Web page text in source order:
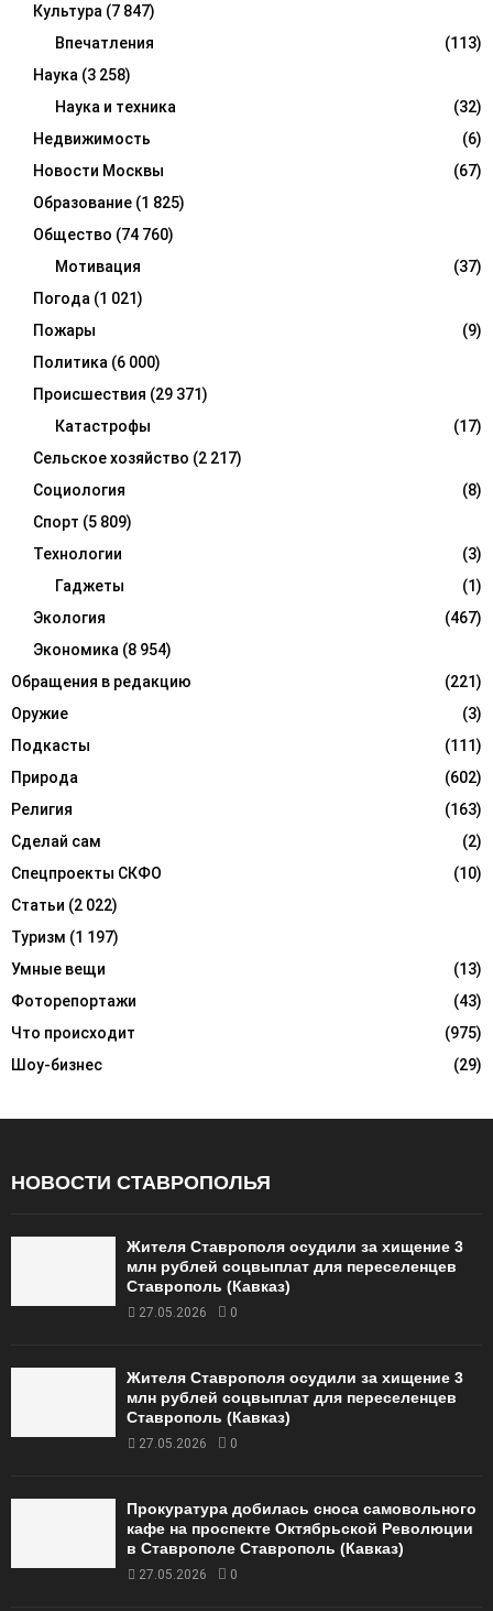
Культура (7 847)
Впечатления
(113)
Наука (3 258)
Наука и техника
(32)
Недвижимость
(6)
Новости Москвы
(67)
Образование (1 825)
Общество (74 760)
Мотивация
(37)
Погода (1 021)
Пожары
(9)
Политика (6 000)
Происшествия (29 371)
Катастрофы
(17)
Сельское хозяйство (2 217)
Социология
(8)
Спорт (5 809)
Технологии
(3)
Гаджеты
(1)
Экология
(467)
Экономика (8 954)
Обращения в редакцию
(221)
Оружие
(3)
Подкасты
(111)
Природа
(602)
Религия
(163)
Сделай сам
(2)
Спецпроекты СКФО
(10)
Статьи (2 022)
Туризм (1 197)
Умные вещи
(13)
Фоторепортажи
(43)
Что происходит
(975)
Шоу-бизнес
(29)
НОВОСТИ СТАВРОПОЛЬЯ
Жителя Ставрополя осудили за хищение 3
млн рублей соцвыплат для переселенцев
Ставрополь (Кавказ)
27.05.2026 0
Жителя Ставрополя осудили за хищение 3
млн рублей соцвыплат для переселенцев
Ставрополь (Кавказ)
27.05.2026 0
Прокуратура добилась сноса самовольного
кафе на проспекте Октябрьской Революции
в Ставрополе Ставрополь (Кавказ)
27.05.2026 0